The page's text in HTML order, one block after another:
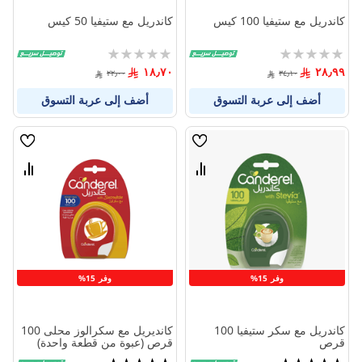
كاندريل مع ستيفيا 100 كيس
Rating:
0%
٢٨٫٩٩ ٣٤٫١٠
أضف إلى عربة التسوق
كاندريل مع ستيفيا 50 كيس
Rating:
0%
١٨٫٧٠ ٢٢٫٠٠
أضف إلى عربة التسوق
وفر 15%
قائمة
قارن
كاندريل مع سكر ستيفيا 100
قرص
وفر 15%
قائمة
قارن
كانديريل مع سكرالوز محلى 100
قرص (عبوة من قطعة واحدة)